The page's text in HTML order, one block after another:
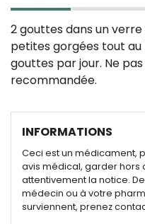
2 gouttes dans un
petites gorgées tout au
gouttes par jour. Ne
recommandée.
INFORMATIONS
Ceci est un médicament,
avis médical, garder hors
attentivement la notice.
médecin ou à votre
surviennent, prenez